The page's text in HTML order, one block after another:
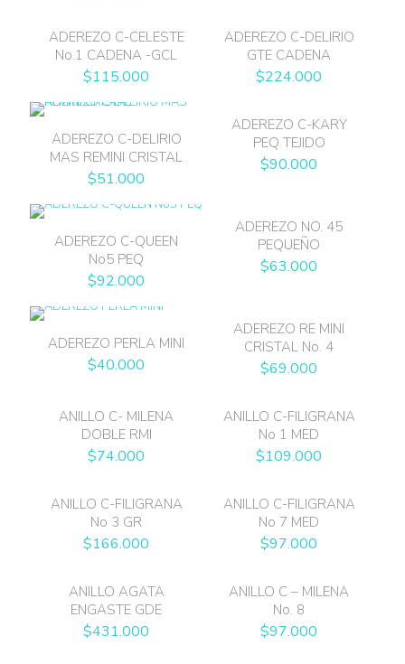
ADEREZO C-CELESTE
No.1 CADENA -GCL
$115.000
ADEREZO C-DELIRIO
GTE CADENA
$224.000
ADEREZO C-DELIRIO
MAS REMINI CRISTAL
$51.000
ADEREZO C-KARY
PEQ TEJIDO
$90.000
ADEREZO C-QUEEN
No5 PEQ
$92.000
ADEREZO NO. 45
PEQUEÑO
$63.000
ADEREZO PERLA MINI
$40.000
ADEREZO RE MINI
CRISTAL No. 4
$69.000
ANILLO C- MILENA
DOBLE RMI
$74.000
ANILLO C-FILIGRANA
No 1 MED
$109.000
ANILLO C-FILIGRANA
No 3 GR
$166.000
ANILLO C-FILIGRANA
No 7 MED
$97.000
ANILLO AGATA
ENGASTE GDE
$431.000
ANILLO C – MILENA
No. 8
$97.000